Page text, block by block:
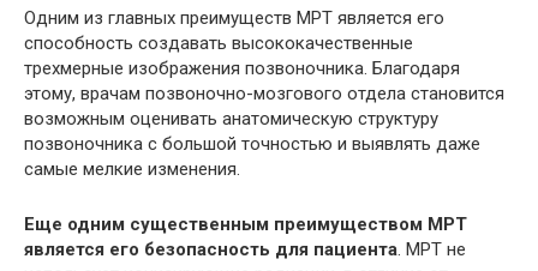
Одним из главных преимуществ МРТ является его
способность создавать высококачественные
трехмерные изображения позвоночника. Благодаря
этому, врачам позвоночно-мозгового отдела становится
возможным оценивать анатомическую структуру
позвоночника с большой точностью и выявлять даже
самые мелкие изменения.
Еще одним существенным преимуществом МРТ
является его безопасность для пациента. МРТ не